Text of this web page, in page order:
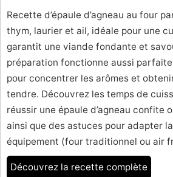
Recette d’épaule d’agneau au four
thym, laurier et ail, idéale pour une
garantit une viande fondante et
préparation fonctionne aussi
pour concentrer les arômes et
tendre. Découvrez les temps de
réussir une épaule d’agneau confite
ainsi que des astuces pour adapter
équipement (four traditionnel ou air
Découvrez la recette complète